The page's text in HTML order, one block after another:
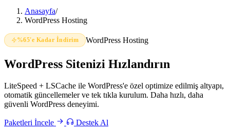
Anasayfa/
WordPress Hosting
%65'e Kadar İndirim WordPress Hosting
WordPress Sitenizi Hızlandırın
LiteSpeed + LSCache ile WordPress'e özel optimize edilmiş altyapı,
otomatik güncellemeler ve tek tıkla kurulum. Daha hızlı, daha
güvenli WordPress deneyimi.
Paketleri İncele
Destek Al